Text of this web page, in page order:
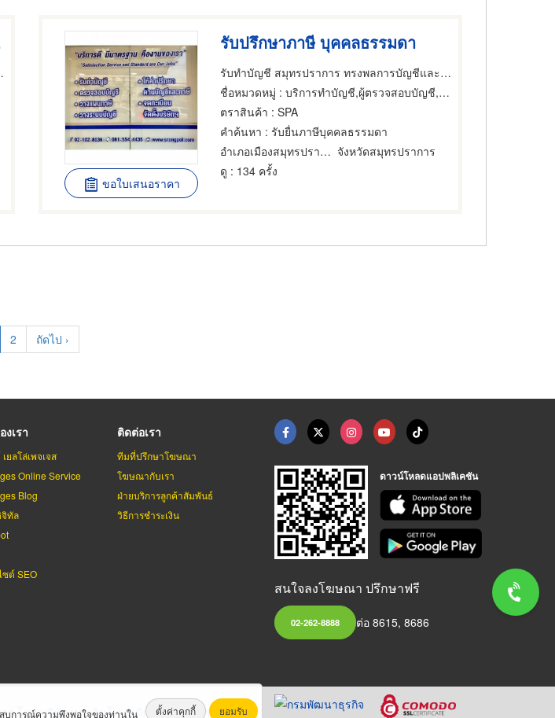
ร
ะกฎหมาย
ขอใบเสนอราคา
รับปรึกษาภาษี บุคคลธรรมดา
รับทำบัญชี สมุทรปราการ ทรงพลการบัญชีและกฎหมาย
ชื่อหมวดหมู่ : บริการทำบัญชี,ผู้ตรวจสอบบัญชี,บริการทำและตรวจสอบบัญชี
ตราสินค้า : SPA
คำค้นหา : รับยื่นภาษีบุคคลธรรมดา
อำเภอเมืองสมุทรปราการ จังหวัดสมุทรปราการ
ดู : 134 ครั้ง
Page
2
Next
page
ถัดไป ›
เรา
ยลโล่เพจเจส
Online Service
Blog
ทัล
ซต์ SEO
ติดต่อเรา
ทีมที่ปรึกษาโฆษณา
โฆษณากับเรา
ฝ่ายบริการลูกค้าสัมพันธ์
วิธีการชำระเงิน
ดาวน์โหลดแอปพลิเคชัน
สนใจลงโฆษณา ปรึกษาฟรี
02-262-8888 ต่อ 8615, 8686
ย โดยบริษัท เทเลอินโฟ มีเดีย จำกัด (มหาชน)
บการณ์ความพึงพอใจของท่านใน ตั้งค่าคุกกี้ ยอมรับ